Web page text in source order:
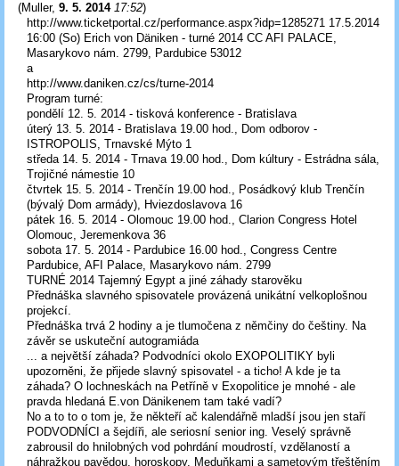
(Muller, 9. 5. 2014 17:52)
http://www.ticketportal.cz/performance.aspx?idp=1285271 17.5.2014
16:00 (So) Erich von Däniken - turné 2014 CC AFI PALACE,
Masarykovo nám. 2799, Pardubice 53012
a
http://www.daniken.cz/cs/turne-2014
Program turné:
pondělí 12. 5. 2014 - tisková konference - Bratislava
úterý 13. 5. 2014 - Bratislava 19.00 hod., Dom odborov -
ISTROPOLIS, Trnavské Mýto 1
středa 14. 5. 2014 - Trnava 19.00 hod., Dom kúltury - Estrádna sála,
Trojičné námestie 10
čtvrtek 15. 5. 2014 - Trenčín 19.00 hod., Posádkový klub Trenčín
(bývalý Dom armády), Hviezdoslavova 16
pátek 16. 5. 2014 - Olomouc 19.00 hod., Clarion Congress Hotel
Olomouc, Jeremenkova 36
sobota 17. 5. 2014 - Pardubice 16.00 hod., Congress Centre
Pardubice, AFI Palace, Masarykovo nám. 2799
TURNÉ 2014 Tajemný Egypt a jiné záhady starověku
Přednáška slavného spisovatele provázená unikátní velkoplošnou
projekcí.
Přednáška trvá 2 hodiny a je tlumočena z němčiny do češtiny. Na
závěr se uskuteční autogramiáda
... a největší záhada? Podvodníci okolo EXOPOLITIKY byli
upozorněni, že přijede slavný spisovatel - a ticho! A kde je ta
záhada? O lochneskách na Petříně v Exopolitice je mnohé - ale
pravda hledaná E.von Dänikenem tam také vadí?
No a to to o tom je, že někteří ač kalendářně mladší jsou jen staří
PODVODNÍCI a šejdíři, ale seriosní senior ing. Veselý správně
zabrousil do hnilobných vod pohrdání moudrostí, vzdělaností a
náhražkou pavědou, horoskopy, Meduňkami a sametovým třeštěním